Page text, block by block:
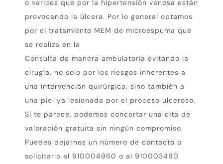
o varices que por la hipertensión venosa están
provocando la úlcera. Por lo general optamos
por el tratamiento MEM de microespuma que
se realiza en la
Consulta de manera ambulatoria evitando la
cirugía, no solo por los riesgos inherentes a
una intervención quirúrgica, sino también a
una piel ya lesionada por el proceso ulceroso.
Si te parece, podemos concertar una cita de
valoración gratuita sin ningún compromiso.
Puedes dejarnos un número de contacto o
solicitarlo al 910004960 o al 910003480.